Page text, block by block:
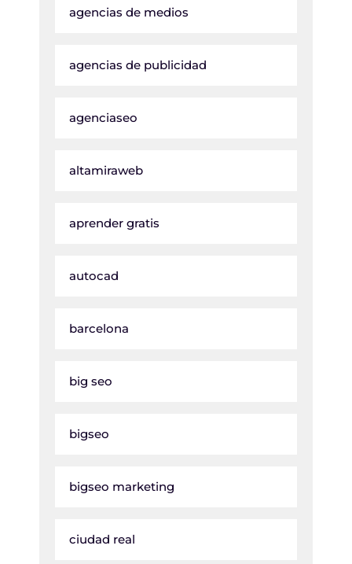
agencias de medios
agencias de publicidad
agenciaseo
altamiraweb
aprender gratis
autocad
barcelona
big seo
bigseo
bigseo marketing
ciudad real